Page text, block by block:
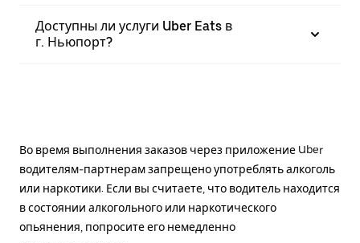
Доступны ли услуги Uber Eats в
г. Ньюпорт?
Во время выполнения заказов через приложение Uber
водителям-партнерам запрещено употреблять алкоголь
или наркотики. Если вы считаете, что водитель находится
в состоянии алкогольного или наркотического
опьянения, попросите его немедленно